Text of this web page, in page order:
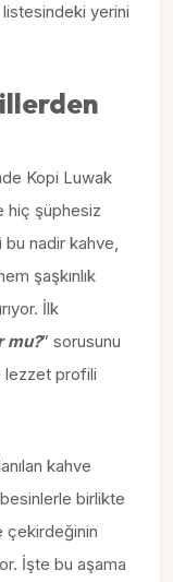
listesindeki yerini
Kopi Luwak
hiç şüphesiz
bu nadir kahve,
şaşkınlık
İlk
mu?” sorusunu
lezzet profili
kahve
birlikte
çekirdeğinin
İşte bu aşama